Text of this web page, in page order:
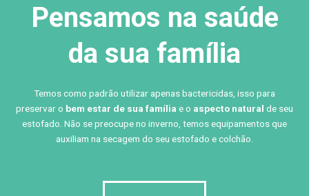
Pensamos na saúde
da sua família
Temos como padrão utilizar apenas bactericidas, isso para
preservar o bem estar de sua família e o aspecto natural de seu
estofado. Não se preocupe no inverno, temos equipamentos que
auxiliam na secagem do seu estofado e colchão.